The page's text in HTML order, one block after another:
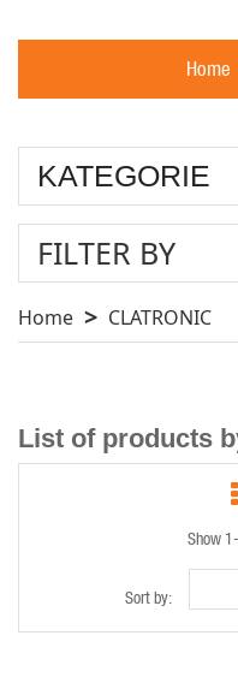
Home
KATEGORIE
FILTER BY
Home CLATRONIC
List of products
Show
Sort by: